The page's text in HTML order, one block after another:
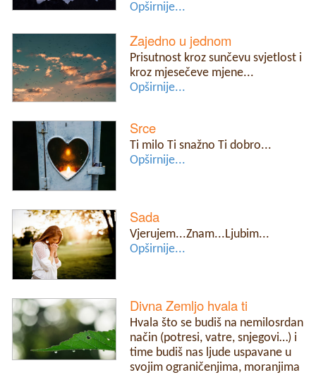
Opširnije...
Zajedno u jednom
Prisutnost kroz sunčevu svjetlost i
kroz mjesečeve mjene...
Opširnije...
Srce
Ti milo Ti snažno Ti dobro...
Opširnije...
Sada
Vjerujem...Znam...Ljubim...
Opširnije...
Divna Zemljo hvala ti
Hvala što se budiš na nemilosrdan
način (potresi, vatre, snjegovi…) i
time budiš nas ljude uspavane u
svojim ograničenjima, moranjima